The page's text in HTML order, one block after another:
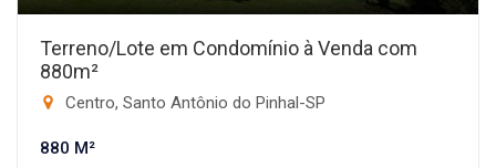
Terreno/Lote em Condomínio à Venda com
880m²
Centro, Santo Antônio do Pinhal-SP
880 M²